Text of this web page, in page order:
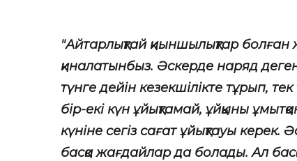
"Айтарлықтай қиыншылықтар
қиналатынбыз. Әскерде наряд деген
түнге дейін кезекшілікте тұрып, тек
бір-екі күн ұйықтамай, ұйқыны
күніне сегіз сағат ұйықтауы
басқа жағдайлар да болады. Ал